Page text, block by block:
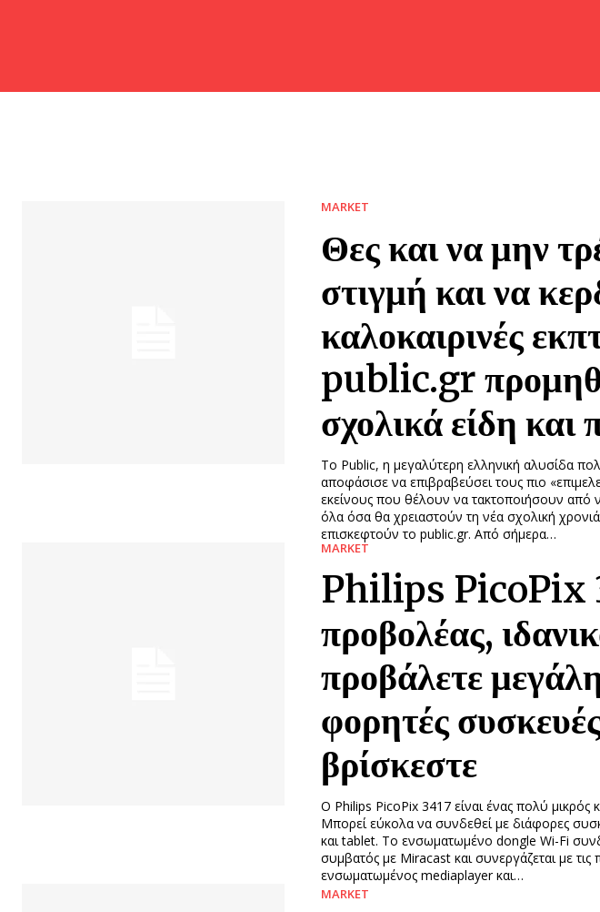
MARKET
Θες και να μην
στιγμή και να
καλοκαιρινές
public.gr
σχολικά είδη και
To Public, η μεγαλύτερη ελληνική αλυσίδα
αποφάσισε να επιβραβεύσει τους πιο
εκείνους που θέλουν να τακτοποιήσουν από
όλα όσα θα χρειαστούν τη νέα σχολική
επισκεφτούν το public.gr. Από σήμερα…
MARKET
Philips PicoPix
προβολέας,
προβάλετε
φορητές
βρίσκεστε
Ο Philips PicoPix 3417 είναι ένας πολύ μικρός
Μπορεί εύκολα να συνδεθεί με διάφορες
και tablet. Το ενσωματωμένο dongle Wi-Fi
συμβατός με Miracast και συνεργάζεται με
ενσωματωμένος mediaplayer και…
MARKET